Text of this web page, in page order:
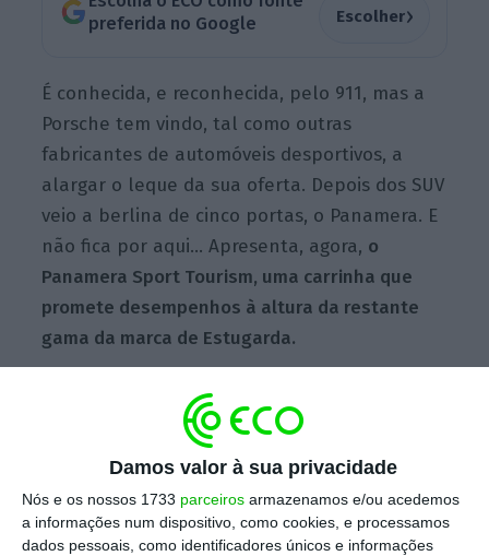
Damos valor à sua privacidade
Nós e os nossos 1733 parceiros armazenamos e/ou acedemos
a informações num dispositivo, como cookies, e processamos
dados pessoais, como identificadores únicos e informações
preferida no Google
Escolher›
É conhecida, e reconhecida, pelo 911, mas a
Porsche tem vindo, tal como outras
fabricantes de automóveis desportivos, a
alargar o leque da sua oferta. Depois dos SUV
veio a berlina de cinco portas, o Panamera. E
não fica por aqui… Apresenta, agora, o
Panamera Sport Tourism, uma carrinha que
promete desempenhos à altura da restante
gama da marca de Estugarda.
O Sport Tourism é, essencialmente, um
Panamera, mas com uma traseira
redesenhada.Onde a linha de bagageira do
Panamera desce, aproximando o desenho dos